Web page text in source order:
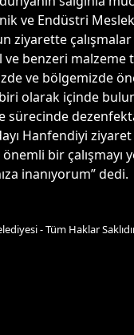
ve Endüstri
ziyarette
benzeri malzeme
ve bölgemizde
olarak içinde
sürecinde
Hanfendiyi
bir çalışmayı
inanıyorum” dedi.
- Tüm Haklar